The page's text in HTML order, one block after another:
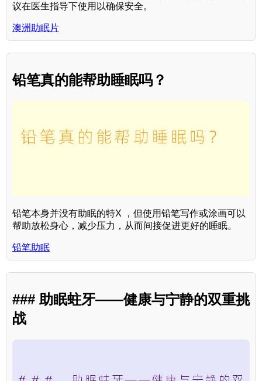
议在医生指导下使用以确保安全。
澳洲助眠片
铅笔真的能帮助睡眠吗？
铅笔本身并没有助眠的特X ，但使用铅笔写作或涂画可以
帮助放松身心，减少压力，从而间接促进更好的睡眠。
铅笔助眠
### 助眠蛀牙——健康与宁静的双重挑
战